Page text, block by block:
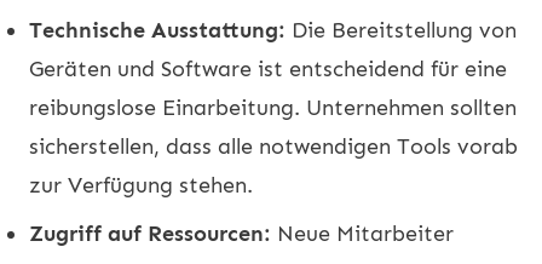
Technische Ausstattung: Die Bereitstellung von
Geräten und Software ist entscheidend für eine
reibungslose Einarbeitung. Unternehmen sollten
sicherstellen, dass alle notwendigen Tools vorab
zur Verfügung stehen.
Zugriff auf Ressourcen: Neue Mitarbeiter